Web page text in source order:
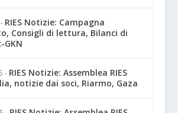
- RIES Notizie: Campagna
Consigli di lettura, Bilanci di
GKN
- RIES Notizie: Assemblea RIES
notizie dai soci, Riarmo, Gaza